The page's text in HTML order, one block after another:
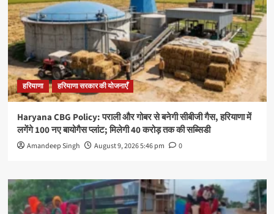
हरियाणा हरियाणा सरकार की योजनाएँ
Haryana CBG Policy: पराली और गोबर से बनेगी सीबीजी गैस, हरियाणा में
लगेंगे 100 नए बायोगैस प्लांट; मिलेगी 40 करोड़ तक की सब्सिडी
Amandeep Singh August 9, 2026 5:46 pm 0